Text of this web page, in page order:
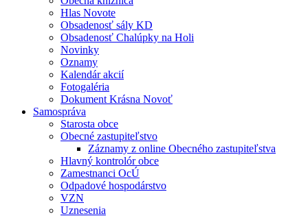
Hlas Novote
Obsadenosť sály KD
Obsadenosť Chalúpky na Holi
Novinky
Oznamy
Kalendár akcií
Fotogaléria
Dokument Krásna Novoť
Samospráva
Starosta obce
Obecné zastupiteľstvo
Záznamy z online Obecného zastupiteľstva
Hlavný kontrolór obce
Zamestnanci OcÚ
Odpadové hospodárstvo
VZN
Uznesenia